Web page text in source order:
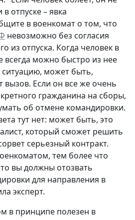
отпуске – явка
в военкомат о том, что
невозможно без согласия
из отпуска. Когда человек в
всегда можно быстро из нее
ситуацию, может быть,
вызов. Если он все же очень
гражданина на сборы,
об отмене командировки.
тут нет: может быть, это
который сможет решить
серьезный контракт.
тем более что
вы должны отозвать
для направления в
эксперт.
в принципе полезен в